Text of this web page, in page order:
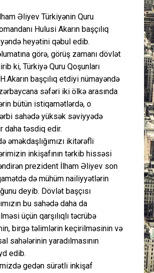
Cəmiyyət
Peşə etikası
Əlaqə
Əliyev Türkiyənin Quru
Hulusi Akarın başçılıq
heyətini qəbul edib.
görə, görüş zamanı dövlət
ki, Türkiyə Quru Qoşunları
başçılıq etdiyi nümayəndə
səfəri iki ölkə arasında
bütün istiqamətlərdə, o
sahədə yüksək səviyyədə
daha təsdiq edir.
əməkdaşlığımızı ikitərəfli
inkişafının tərkib hissəsi
prezident İlham Əliyev son
də mühüm nailiyyətlərin
deyib. Dövlət başçısı
bu sahədə daha da
üçün qarşılıqlı təcrübə
birgə təlimlərin keçirilməsinin və
sahələrinin yaradılmasının
edib.
gedən sürətli inkişaf